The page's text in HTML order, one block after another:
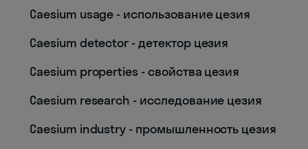
Caesium usage - использование цезия
Caesium detector - детектор цезия
Caesium properties - свойства цезия
Caesium research - исследование цезия
Caesium industry - промышленность цезия